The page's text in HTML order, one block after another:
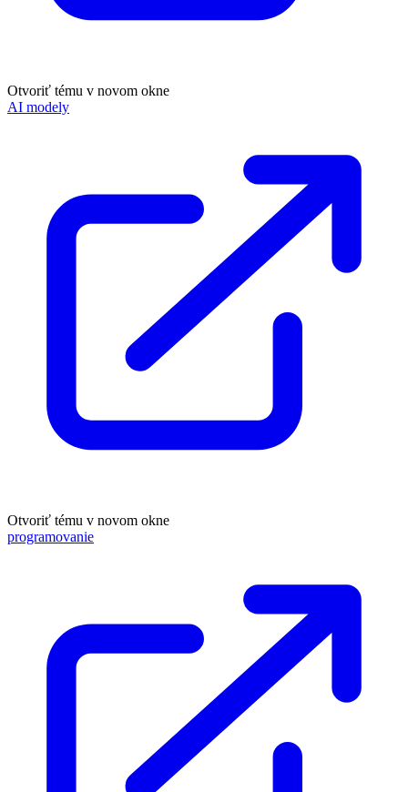
Otvoriť tému v novom okne
AI modely
Otvoriť tému v novom okne
programovanie